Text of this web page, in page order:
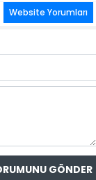
Website Yorumları